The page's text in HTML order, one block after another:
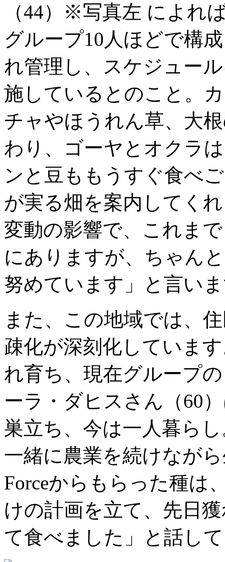
（44）※写真左 によれ
グループ10人ほどで構
れ管理し、スケジュー
施しているとのこと。
チャやほうれん草、大
わり、ゴーヤとオクラ
ンと豆ももうすぐ食べ
が実る畑を案内してく
変動の影響で、これま
にありますが、ちゃん
努めています」と言い
また、この地域では、
疎化が深刻化していま
れ育ち、現在グループ
ーラ・ダヒスさん（60
巣立ち、今は一人暮ら
一緒に農業を続けなが
Forceからもらった種は
けの計画を立て、先日
て食べました」と話し